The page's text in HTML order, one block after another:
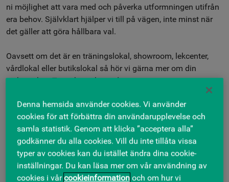
ni möjlighet att vara med och påverka utformningen utifrån
era behov. Självklart hjälper vi till på vägen, inte minst när
det gäller att göra hållbara val.
Oavsett om det är en träningslokal, showroom, lekcenter,
vårdlokal eller butikslokal så hör vi gärna mer om din
verksamhet. Ta en kontakt med
verksamheten, så återkommer vi med mer information om
lokalen!
Om fastigheten
Denna fastighet är känd som "Läkarhuset Ellenbogen".
Fastigheten inrymmer vårdlokaler men även moderna
Denna hemsida använder cookies. Vi använder
cookies för att förbättra din användarupplevelse och
samla statistik. Genom att klicka ”acceptera alla”
godkänner du alla cookies. Vill du inte tillåta vissa
typer av cookies kan du istället ändra dina cookie-
inställningar. Du kan läsa mer om vår användning av
cookies i vårcookieinformation och om hur vi